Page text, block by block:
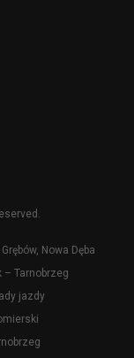
Nowa Dęba
– Tarnobrzeg
jazdy